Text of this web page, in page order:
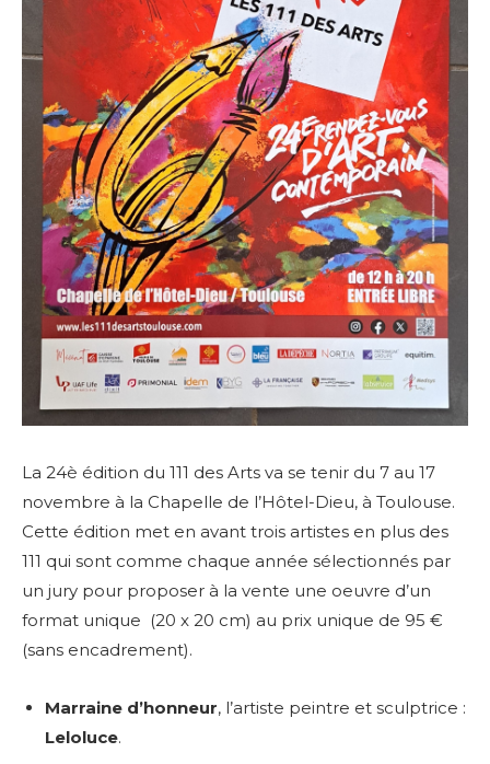
La 24è édition du 111 des Arts va se tenir du 7 au 17
novembre à la Chapelle de l’Hôtel-Dieu, à Toulouse.
Cette édition met en avant trois artistes en plus des
111 qui sont comme chaque année sélectionnés par
un jury pour proposer à la vente une oeuvre d’un
format unique (20 x 20 cm) au prix unique de 95 €
(sans encadrement).
Marraine d’honneur, l’artiste peintre et sculptrice :
Leloluce.